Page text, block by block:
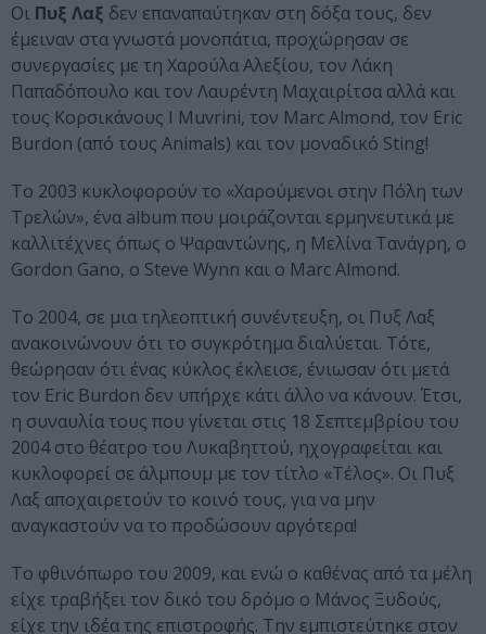
Οι Πυξ Λαξ δεν επαναπαύτηκαν στη δόξα τους, δεν
έμειναν στα γνωστά μονοπάτια, προχώρησαν σε
συνεργασίες με τη Χαρούλα Αλεξίου, τον Λάκη
Παπαδόπουλο και τον Λαυρέντη Μαχαιρίτσα αλλά και
τους Κορσικάνους I Muvrini, τον Marc Almond, τον Eric
Burdon (από τους Animals) και τον μοναδικό Sting!
Το 2003 κυκλοφορούν το «Χαρούμενοι στην Πόλη των
Τρελών», ένα album που μοιράζονται ερμηνευτικά με
καλλιτέχνες όπως ο Ψαραντώνης, η Μελίνα Τανάγρη, ο
Gordon Gano, ο Steve Wynn και ο Marc Almond.
Το 2004, σε μια τηλεοπτική συνέντευξη, οι Πυξ Λαξ
ανακοινώνουν ότι το συγκρότημα διαλύεται. Τότε,
θεώρησαν ότι ένας κύκλος έκλεισε, ένιωσαν ότι μετά
τον Eric Burdon δεν υπήρχε κάτι άλλο να κάνουν. Έτσι,
η συναυλία τους που γίνεται στις 18 Σεπτεμβρίου του
2004 στο θέατρο του Λυκαβηττού, ηχογραφείται και
κυκλοφορεί σε άλμπουμ με τον τίτλο «Τέλος». Οι Πυξ
Λαξ αποχαιρετούν το κοινό τους, για να μην
αναγκαστούν να το προδώσουν αργότερα!
Το φθινόπωρο του 2009, και ενώ ο καθένας από τα μέλη
είχε τραβήξει τον δικό του δρόμο ο Μάνος Ξυδούς,
είχε την ιδέα της επιστροφής. Την εμπιστεύτηκε στον